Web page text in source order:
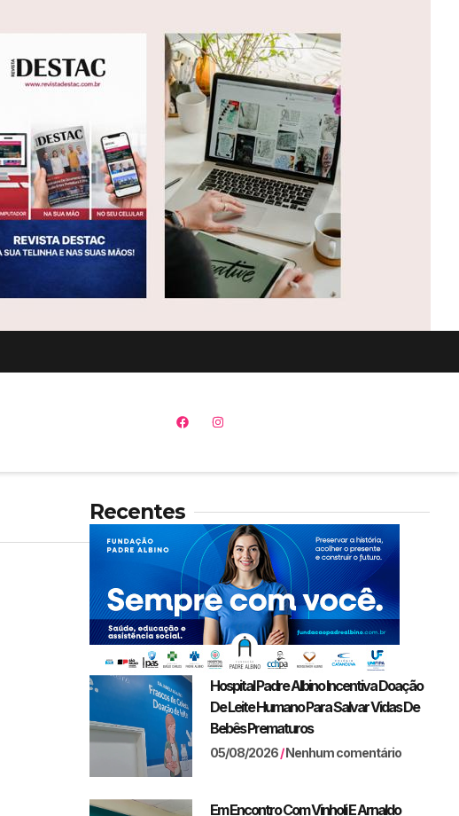
Recentes
Hospital Padre Albino Incentiva Doação
De Leite Humano Para Salvar Vidas De
Bebês Prematuros
05/08/2026 Nenhum comentário
Em Encontro Com Vinholi E Arnaldo